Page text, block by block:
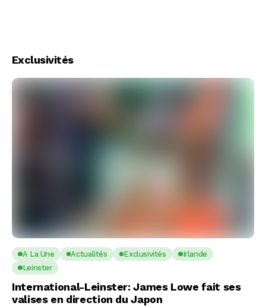
Exclusivités
A La Une Actualités Exclusivités
Irlande
Leinster
International-Leinster: James Lowe fait ses
valises en direction du Japon